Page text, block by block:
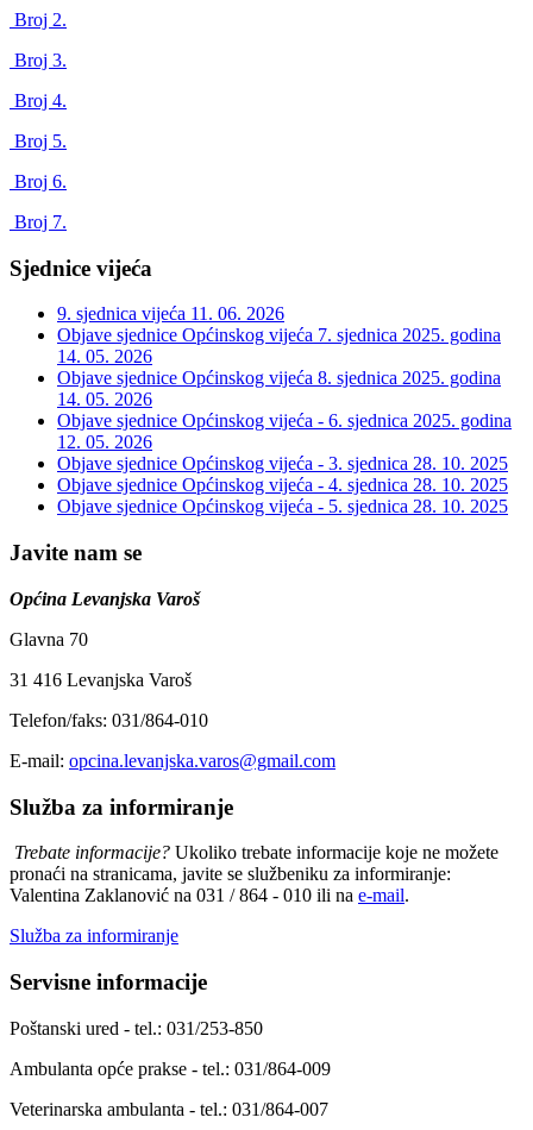
Broj 2.
Broj 3.
Broj 4.
Broj 5.
Broj 6.
Broj 7.
Sjednice vijeća
9. sjednica vijeća 11. 06. 2026
Objave sjednice Općinskog vijeća 7. sjednica 2025. godina
14. 05. 2026
Objave sjednice Općinskog vijeća 8. sjednica 2025. godina
14. 05. 2026
Objave sjednice Općinskog vijeća - 6. sjednica 2025. godina
12. 05. 2026
Objave sjednice Općinskog vijeća - 3. sjednica 28. 10. 2025
Objave sjednice Općinskog vijeća - 4. sjednica 28. 10. 2025
Objave sjednice Općinskog vijeća - 5. sjednica 28. 10. 2025
Javite nam se
Općina Levanjska Varoš
Glavna 70
31 416 Levanjska Varoš
Telefon/faks: 031/864-010
E-mail: opcina.levanjska.varos@gmail.com
Služba za informiranje
Trebate informacije? Ukoliko trebate informacije koje ne možete
pronaći na stranicama, javite se službeniku za informiranje:
Valentina Zaklanović na 031 / 864 - 010 ili na e-mail.
Služba za informiranje
Servisne informacije
Poštanski ured - tel.: 031/253-850
Ambulanta opće prakse - tel.: 031/864-009
Veterinarska ambulanta - tel.: 031/864-007